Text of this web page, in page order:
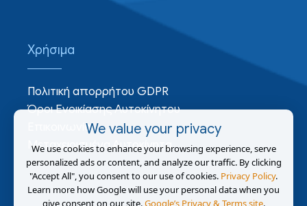
Χρήσιμα
Πολιτική απορρήτου GDPR
Όροι Ενοικίασης Αυτοκίνητου
Επικοινωνία
Μεταχειρισμένα Αυτοκίνητα
We value your privacy
We use cookies to enhance your browsing experience, serve
personalized ads or content, and analyze our traffic. By clicking
"Accept All", you consent to our use of cookies. Privacy Policy.
Learn more how Google will use your personal data when you
give consent on our site.Google’s Privacy & Terms site.